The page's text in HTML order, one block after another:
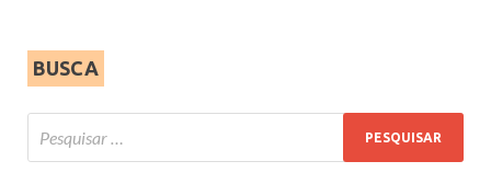
BUSCA